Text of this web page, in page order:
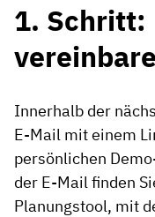
1. Schritt:
Innerhalb der
E-Mail mit einem
persönlichen
der E-Mail finden
Planungstool, mit